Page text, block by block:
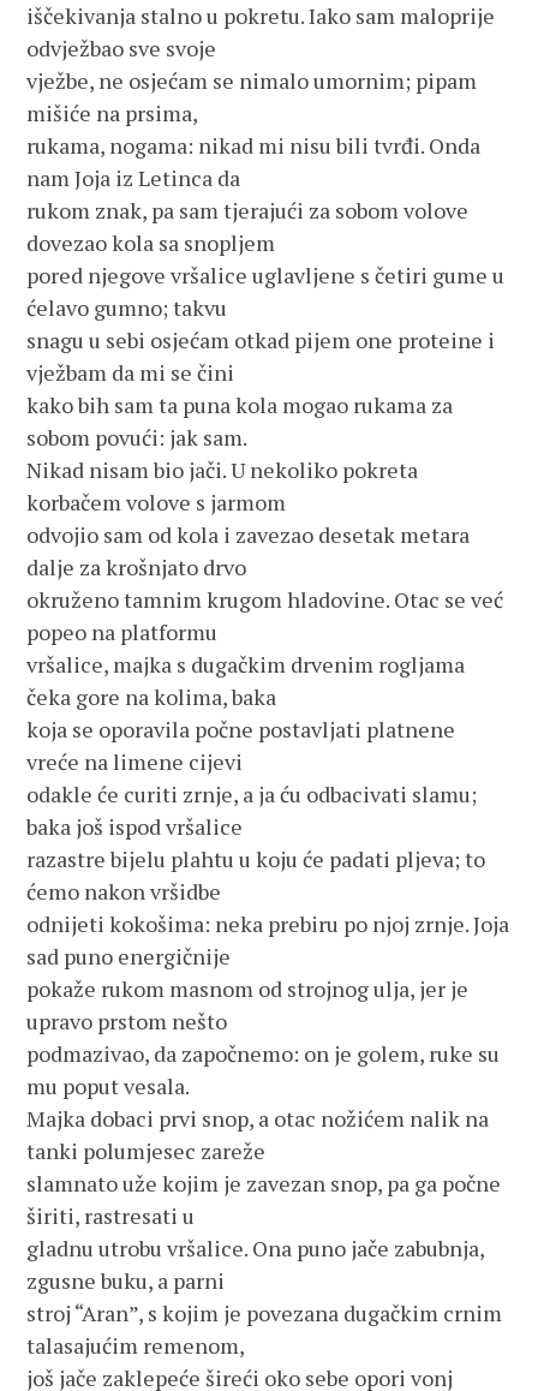
iščekivanja stalno u pokretu. Iako sam maloprije
odvježbao sve svoje
vježbe, ne osjećam se nimalo umornim; pipam
mišiće na prsima,
rukama, nogama: nikad mi nisu bili tvrđi. Onda
nam Joja iz Letinca da
rukom znak, pa sam tjerajući za sobom volove
dovezao kola sa snopljem
pored njegove vršalice uglavljene s četiri gume u
ćelavo gumno; takvu
snagu u sebi osjećam otkad pijem one proteine i
vježbam da mi se čini
kako bih sam ta puna kola mogao rukama za
sobom povući: jak sam.
Nikad nisam bio jači. U nekoliko pokreta
korbačem volove s jarmom
odvojio sam od kola i zavezao desetak metara
dalje za krošnjato drvo
okruženo tamnim krugom hladovine. Otac se već
popeo na platformu
vršalice, majka s dugačkim drvenim rogljama
čeka gore na kolima, baka
koja se oporavila počne postavljati platnene
vreće na limene cijevi
odakle će curiti zrnje, a ja ću odbacivati slamu;
baka još ispod vršalice
razastre bijelu plahtu u koju će padati pljeva; to
ćemo nakon vršidbe
odnijeti kokošima: neka prebiru po njoj zrnje. Joja
sad puno energičnije
pokaže rukom masnom od strojnog ulja, jer je
upravo prstom nešto
podmazivao, da započnemo: on je golem, ruke su
mu poput vesala.
Majka dobaci prvi snop, a otac nožićem nalik na
tanki polumjesec zareže
slamnato uže kojim je zavezan snop, pa ga počne
širiti, rastresati u
gladnu utrobu vršalice. Ona puno jače zabubnja,
zgusne buku, a parni
stroj “Aran”, s kojim je povezana dugačkim crnim
talasajućim remenom,
još jače zaklepeće šireći oko sebe opori vonj